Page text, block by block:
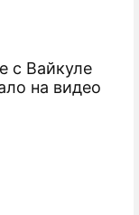
с Вайкуле
на видео
к